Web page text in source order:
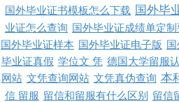
国外毕业证书模板怎么下载 国外毕
业证怎么查询
国外毕业证成绩单定
国外毕业证样本
国外毕业证电子版
毕业证真假 学位文 凭 德国大学留服
网站 文凭查询网站 文凭真伪查询 本
信 留服 留信和留服有什么区别
留信